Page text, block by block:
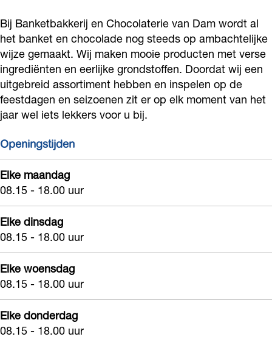
k
k
e
r
i
j
n
D
a
b
a
k
k
e
r
j
V
a
n
D
a
k
e
r
i
j
V
n
a
m
t
b
a
k
k
e
i
V
a
n
D
m
Bij Banketbakkerij en Chocolaterie van Dam wordt al
het banket en chocolade nog steeds op ambachtelijke
wijze gemaakt. Wij maken mooie producten met verse
ingrediënten en eerlijke grondstoffen. Doordat wij een
uitgebreid assortiment hebben en inspelen op de
feestdagen en seizoenen zit er op elk moment van het
jaar wel iets lekkers voor u bij.
Openingstijden
Elke maandag
08.15 - 18.00 uur
Elke dinsdag
08.15 - 18.00 uur
Elke woensdag
08.15 - 18.00 uur
Elke donderdag
08.15 - 18.00 uur